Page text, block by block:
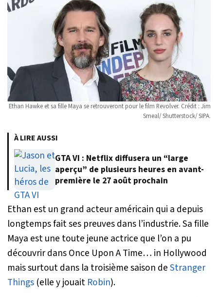
Ethan Hawke et sa fille Maya se retrouveront pour le film Revolver. Crédit : Jim
Smeal/ Shutterstock/ SIPA.
À LIRE AUSSI
GTA VI : Netflix diffusera un “large
aperçu” de plusieurs heures en avant-
première le 27 août prochain
Ethan est un grand acteur américain qui a depuis
longtemps fait ses preuves dans l’industrie. Sa fille
Maya est une toute jeune actrice que l’on a pu
découvrir dansOnce Upon A Time… in Hollywood
mais surtout dans la troisième saison deStranger
Things (elle y jouait Robin).